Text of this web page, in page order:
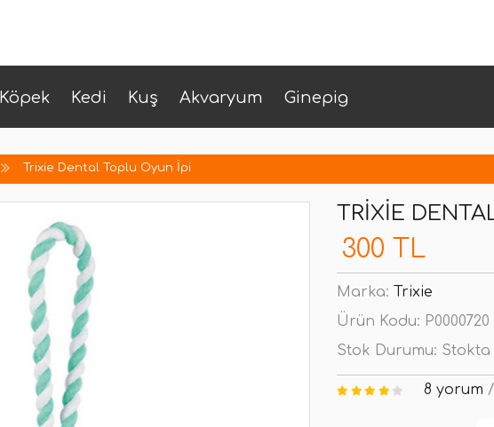
Köpek Kedi Kuş Akvaryum Ginepig
Trixie Dental Toplu Oyun İpi
TRIXIE
300 TL
Marka: Trixie
Ürün Kodu: P0000720
Stok Durumu: Stokta
8 yorum /